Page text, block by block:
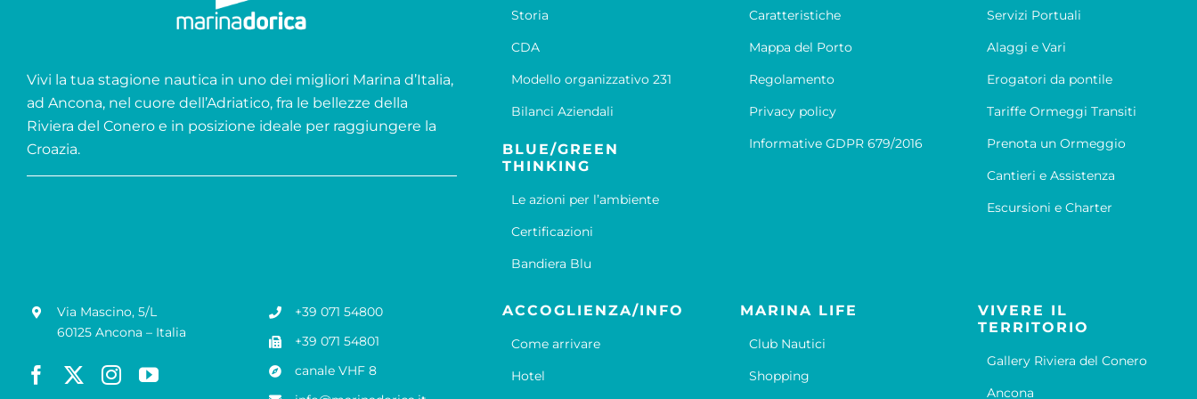
Vivi la tua stagione nautica in uno dei migliori Marina d’Italia,
ad Ancona, nel cuore dell’Adriatico, fra le bellezze della
Riviera del Conero e in posizione ideale per raggiungere la
Croazia.
Storia
CDA
Modello organizzativo 231
Bilanci Aziendali
BLUE/GREEN
THINKING
Le azioni per l’ambiente
Certificazioni
Bandiera Blu
Caratteristiche
Mappa del Porto
Regolamento
Privacy policy
Informative GDPR 679/2016
Servizi Portuali
Alaggi e Vari
Erogatori da pontile
Tariffe Ormeggi Transiti
Prenota un Ormeggio
Cantieri e Assistenza
Escursioni e Charter
Via Mascino, 5/L
60125 Ancona – Italia
+39 071 54800
+39 071 54801
canale VHF 8
ACCOGLIENZA/INFO
Come arrivare
Hotel
MARINA LIFE
Club Nautici
Shopping
VIVERE IL
TERRITORIO
Gallery Riviera del Conero
Ancona